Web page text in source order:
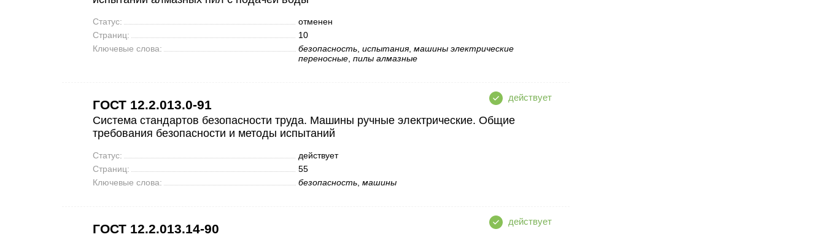
Статус:
отменен
Страниц:
10
Ключевые слова:
безопасность, испытания, машины электрические
переносные, пилы алмазные
ГОСТ 12.2.013.0-91
Система стандартов безопасности труда. Машины ручные электрические. Общие
требования безопасности и методы испытаний
Статус:
действует
Страниц:
55
Ключевые слова:
безопасность, машины
ГОСТ 12.2.013.14-90